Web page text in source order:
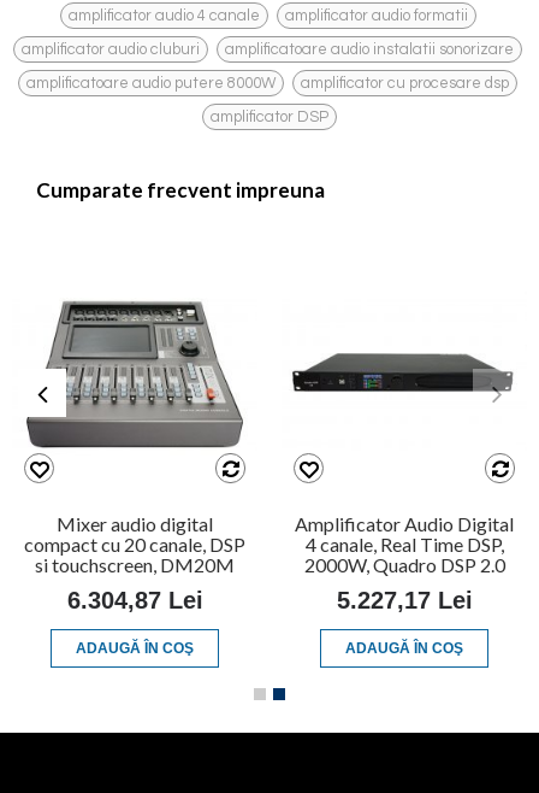
amplificator audio 4 canale , amplificator audio formatii ,
amplificator audio cluburi amplificatoare audio instalatii sonorizare
amplificatoare audio putere 8000W amplificator cu procesare dsp
amplificator DSP
Cumparate frecvent impreuna
Mixer audio digital
compact cu 20 canale, DSP
si touchscreen, DM20M
6.304,87 Lei
ADAUGĂ ÎN COŞ
Amplificator Audio Digital
4 canale, Real Time DSP,
2000W, Quadro DSP 2.0
5.227,17 Lei
ADAUGĂ ÎN COŞ